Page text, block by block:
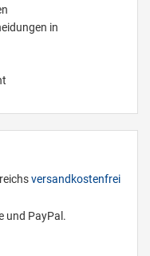
in
versandkostenfrei
und PayPal.